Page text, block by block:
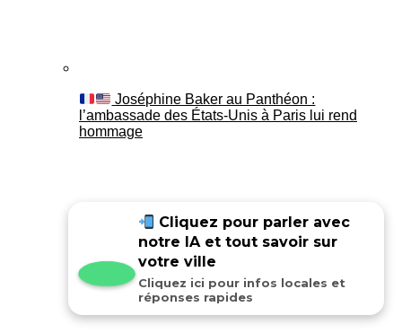
Joséphine Baker au Panthéon :
l’ambassade des États-Unis à Paris lui rend
hommage
Cliquez pour parler avec
notre IA et tout savoir sur
votre ville
Cliquez ici pour infos locales et
réponses rapides